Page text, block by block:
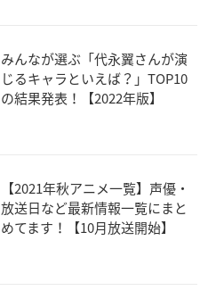
みんなが選ぶ「代永翼さんが演
じるキャラといえば？」TOP10
の結果発表！【2022年版】
【2021年秋アニメ一覧】声優・
放送日など最新情報一覧にまと
めてます！【10月放送開始】